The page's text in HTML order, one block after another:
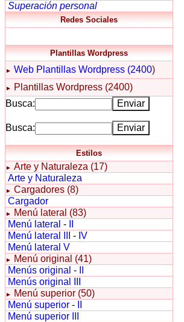
Superación personal
Redes Sociales
Plantillas Wordpress
► Web Plantillas Wordpress (2400)
►
Plantillas Wordpress (2400)
Busca:
Busca:
Estilos
► Arte y Naturaleza (17)
Arte y Naturaleza
► Cargadores (8)
Cargador
►
Menú lateral (83)
Menú lateral -
Menú lateral III
- IV
Menú lateral V
►
Menú original (41)
Menús original -
Menús original III
►
Menú superior (50)
Menú superior -
Menú superior III